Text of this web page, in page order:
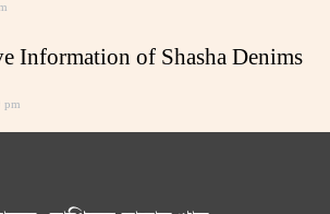
Information of Shasha Denims
pm